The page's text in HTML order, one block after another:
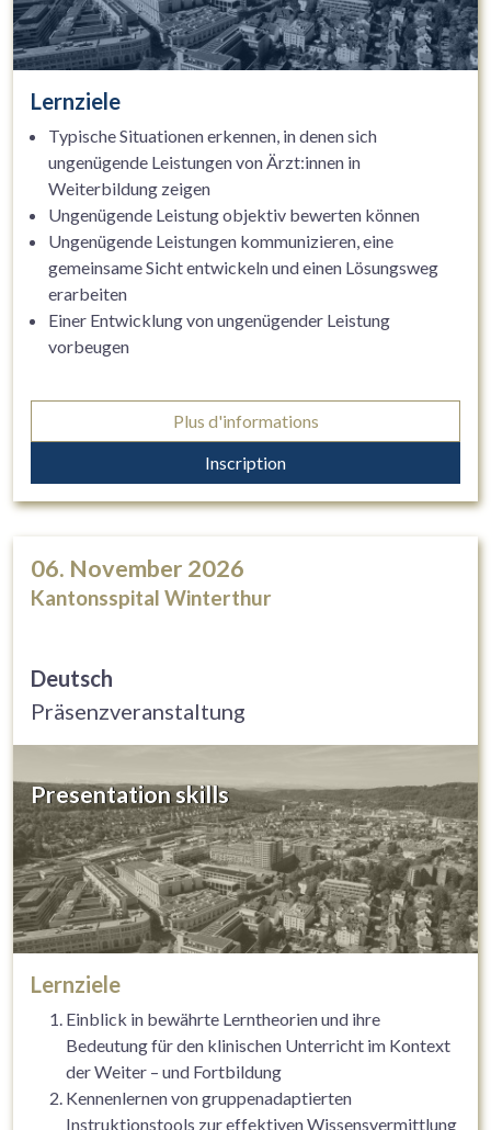
Lernziele
Typische Situationen erkennen, in denen sich
ungenügende Leistungen von Ärzt:innen in
Weiterbildung zeigen
Ungenügende Leistung objektiv bewerten können
Ungenügende Leistungen kommunizieren, eine
gemeinsame Sicht entwickeln und einen Lösungsweg
erarbeiten
Einer Entwicklung von ungenügender Leistung
vorbeugen
Plus d'informations
Inscription
06. November 2026
Kantonsspital Winterthur
Deutsch
Präsenzveranstaltung
Presentation skills
Lernziele
Einblick in bewährte Lerntheorien und ihre
Bedeutung für den klinischen Unterricht im Kontext
der Weiter – und Fortbildung
Kennenlernen von gruppenadaptierten
Instruktionstools zur effektiven Wissensvermittlung